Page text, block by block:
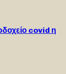
covid η